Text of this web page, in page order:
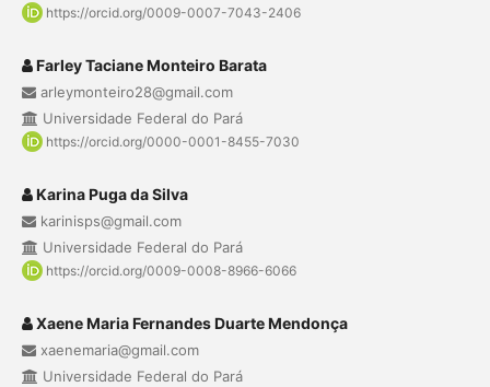
https://orcid.org/0009-0007-7043-2406
Farley Taciane Monteiro Barata
arleymonteiro28@gmail.com
Universidade Federal do Pará
https://orcid.org/0000-0001-8455-7030
Karina Puga da Silva
karinisps@gmail.com
Universidade Federal do Pará
https://orcid.org/0009-0008-8966-6066
Xaene Maria Fernandes Duarte Mendonça
xaenemaria@gmail.com
Universidade Federal do Pará